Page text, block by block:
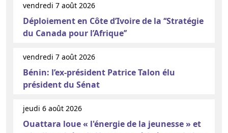
vendredi 7 août 2026
Déploiement en Côte d’Ivoire de la ‘‘Stratégie
du Canada pour l’Afrique’’
vendredi 7 août 2026
Bénin: l’ex-président Patrice Talon élu
président du Sénat
jeudi 6 août 2026
Ouattara loue « l'énergie de la jeunesse » et